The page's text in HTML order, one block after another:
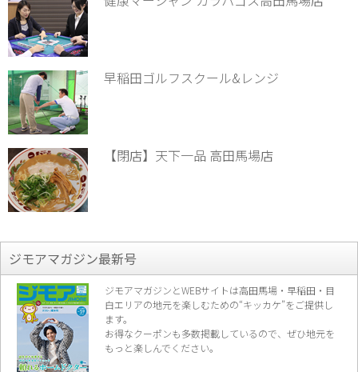
早稲田ゴルフスクール&レンジ
【閉店】天下一品 高田馬場店
ジモアマガジン最新号
ジモアマガジンとWEBサイトは高田馬場・早稲田・目
白エリアの地元を楽しむための“キッカケ”をご提供し
ます。
お得なクーポンも多数掲載しているので、 ぜひ地元を
もっと楽しんでください。